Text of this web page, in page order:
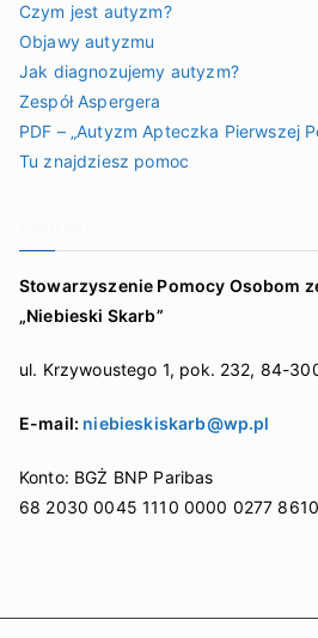
Czym jest autyzm?
Objawy autyzmu
Jak diagnozujemy autyzm?
Zespół Aspergera
PDF – „Autyzm Apteczka Pierwszej
Tu znajdziesz pomoc
Stowarzyszenie Pomocy Osobom
„Niebieski Skarb”
ul. Krzywoustego 1, pok. 232, 84-
E-mail: niebieskiskarb@wp.pl
Konto: BGŻ BNP Paribas
68 2030 0045 1110 0000 0277 8610